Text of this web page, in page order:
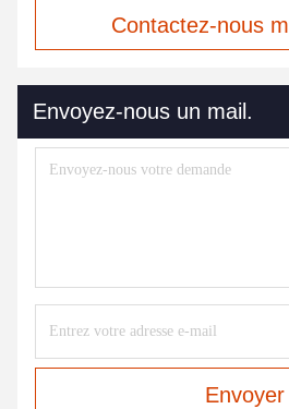
Contactez-nous
Envoyez-nous un mail.
Envoyer